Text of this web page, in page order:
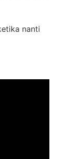
nanti